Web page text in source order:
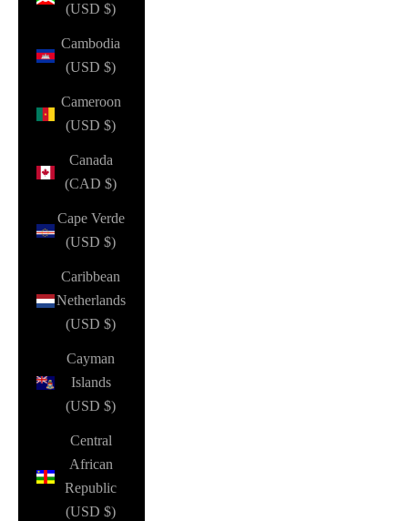
(USD $)
Cambodia
(USD $)
Cameroon
(USD $)
Canada
(CAD $)
Cape Verde
(USD $)
Caribbean
Netherlands
(USD $)
Cayman
Islands
(USD $)
Central
African
Republic
(USD $)